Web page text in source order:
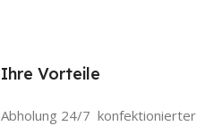
Ihre Vorteile
Abholung 24/7 konfektionierter